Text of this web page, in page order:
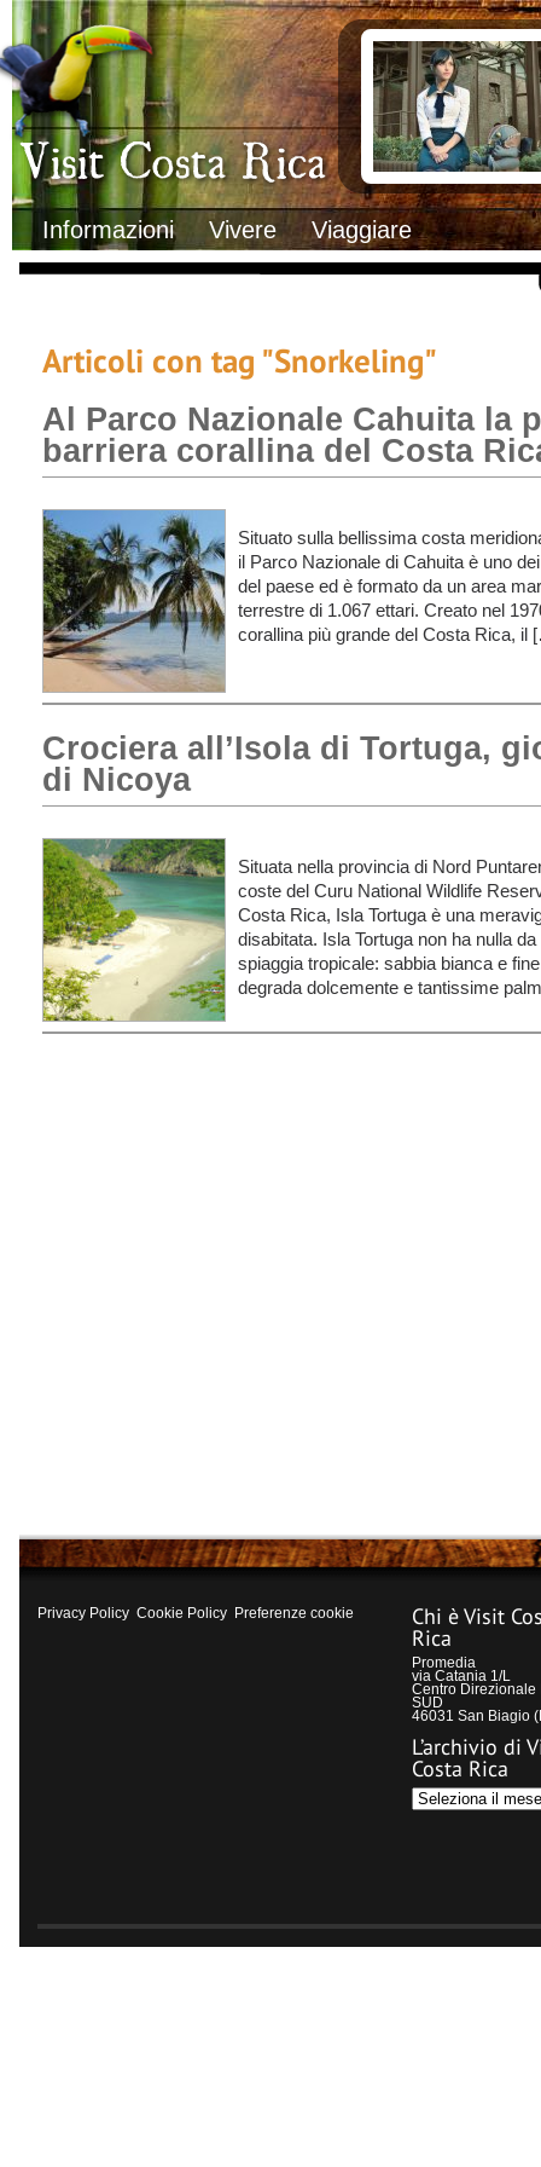
Visit Costa Rica
Informazioni Vivere Viaggiare
Clima
Geografia
Informazioni Geografiche
Letteratura e cultura
Gastronomia
Lo sapevi che
Musica
Natura
Storia
Trasporti Interni
Documenti
Italiani in Costa
L’ambasciata
Opportunità
Articoli con tag "Snorkeling"
Al Parco Nazionale Cahuita la
barriera corallina del Costa
Situato sulla bellissima costa
il Parco Nazionale di Cahuita è uno
del paese ed è formato da un area
terrestre di 1.067 ettari. Creato nel
corallina più grande del Costa Rica, il
Crociera all’Isola di Tortuga,
di Nicoya
Situata nella provincia di Nord
coste del Curu National Wildlife
Costa Rica, Isla Tortuga è una
disabitata. Isla Tortuga non ha nulla
spiaggia tropicale: sabbia bianca e
degrada dolcemente e tantissime
Privacy Policy Cookie Policy Preferenze cookie Chi è Visit
Rica
Promedia
via Catania 1/L
Centro Direzionale
SUD
46031 San Biagio
L’archivio di
Costa Rica
L’archivio
di